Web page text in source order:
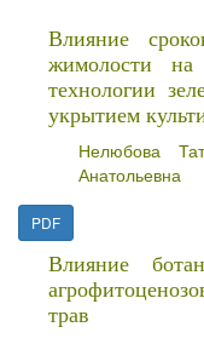
Влияние
жимолости на
технологии
укрытием
Нелюбова
Анатольевна
PDF
Влияние
трав